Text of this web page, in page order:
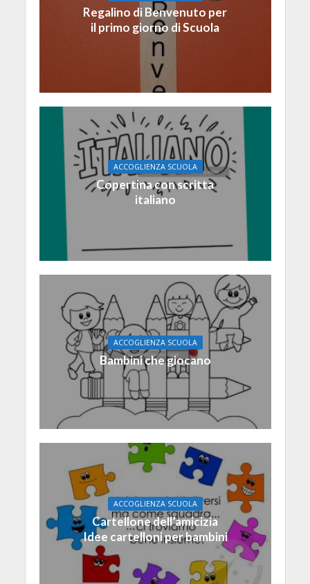
Regalino di Benvenuto per
il primo giorno di Scuola
ACCOGLIENZA SCUOLA
Copertina con scritta
italiano
ACCOGLIENZA SCUOLA
Bambini che giocano
ACCOGLIENZA SCUOLA
Cartellone dell’amicizia
Idee cartelloni per bambini